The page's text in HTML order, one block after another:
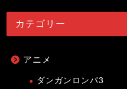
カテゴリー
アニメ
ダンガンロンパ3